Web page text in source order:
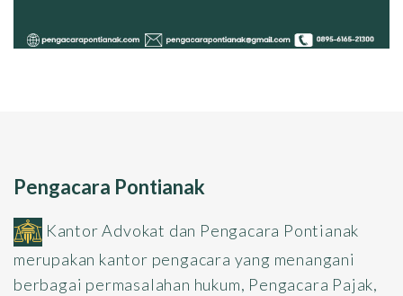
Pengacara Pontianak
Kantor Advokat dan Pengacara Pontianak
merupakan kantor pengacara yang menangani
berbagai permasalahan hukum, Pengacara Pajak,